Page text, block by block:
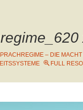
– DIE
FULL